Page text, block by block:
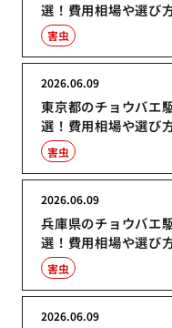
選！費用相場や選び
害虫
東京都のチョウバエ
選！費用相場や選び
2026.06.09
害虫
兵庫県のチョウバエ
選！費用相場や選び
2026.06.09
害虫
2026.06.09